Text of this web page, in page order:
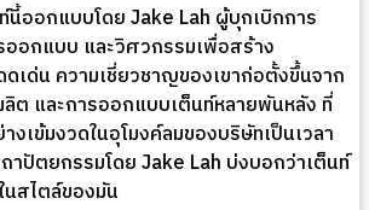
นี้ออกแบบโดย Jake Lah ผู้บุกเบิกการ
อกแบบ และวิศวกรรมเพื่อสร้าง
ดเด่น ความเชี่ยวชาญของเขาก่อตั้งขึ้นจาก
ต และการออกแบบเต็นท์หลายพันหลัง ที่
เข้มงวดในอุโมงค์ลมของบริษัทเป็นเวลา
ปัตยกรรมโดย Jake Lah บ่งบอกว่าเต็นท์
นสไตล์ของมัน